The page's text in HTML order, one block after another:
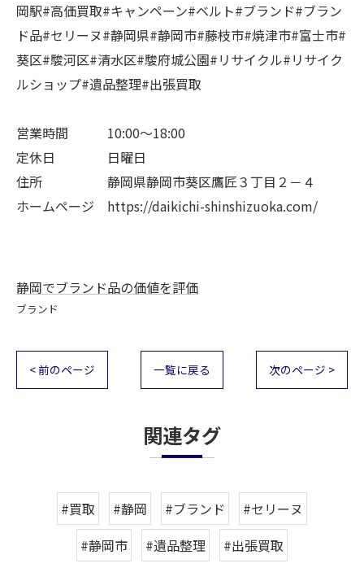
岡駅#高価買取#キャンペーン#ベルト#ブランド#ブラン
ド品#セリーヌ#静岡県#静岡市#藤枝市#焼津市#富士市#
葵区#駿河区#清水区#駿府城公園#リサイクル#リサイク
ルショップ#遺品整理#出張買取
営業時間 10:00～18:00
定休日 日曜日
住所 静岡県静岡市葵区鷹匠３丁目２－４
ホームページ https://daikichi-shinshizuoka.com/
静岡でブランド品の価値を評価
ブランド
< 前のページ 一覧に戻る 次のページ >
関連タグ
#買取 #静岡 #ブランド
#セリーヌ
#静岡市
#遺品整理 #出張買取